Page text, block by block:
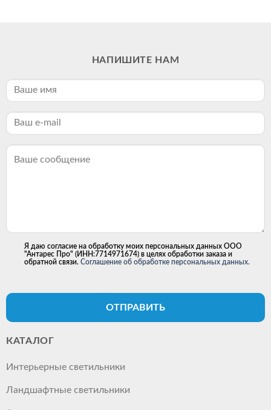
НАПИШИТЕ НАМ
Я даю согласие на обработку моих персональных данных ООО
"Антарес Про" (ИНН:7714971674) в целях обработки заказа и
обратной связи. Соглашение об обработке персональных данных.
ОТПРАВИТЬ
КАТАЛОГ
Интерьерные светильники
Ландшафтные светильники